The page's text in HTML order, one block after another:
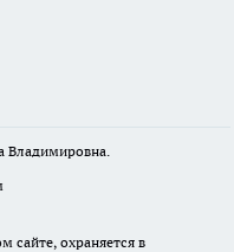
Владимировна.
сайте, охраняется в